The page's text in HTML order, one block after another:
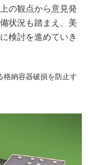
の観点から意見発
状況も踏まえ、美
検討を進めていき
納容器破損を防止す